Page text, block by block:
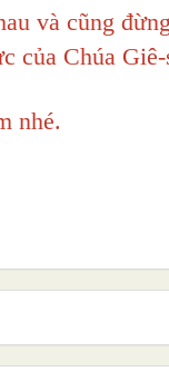
và cũng
của Chúa Giê-
nhé.